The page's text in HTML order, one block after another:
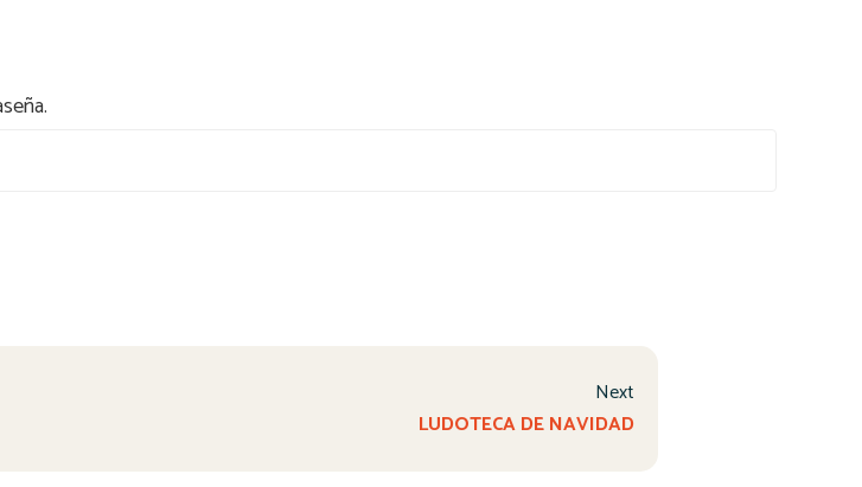
Next
LUDOTECA DE NAVIDAD